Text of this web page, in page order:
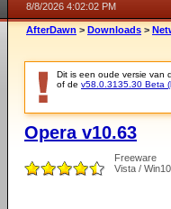
8/8/2026 4:02:02 PM
AfterDawn > Downloads >
Dit is een oude versie van
of de v58.0.3135.30 Beta
Opera v10.63
Freeware
Vista /